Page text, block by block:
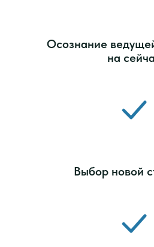
Осознание
на
Выбор новой